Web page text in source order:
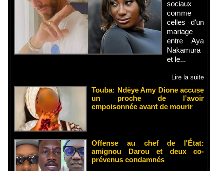
sociaux
comme
celles d'un
mariage
entre Aya
Nakamura
et le...
Lire la suite
Touba: Ndèye Amy Dione accuse
un proche de l’avoir
empoisonnée avant de mourir
Offense au chef de l'État:
amignou Darou et deux co-
prévenus condamnés